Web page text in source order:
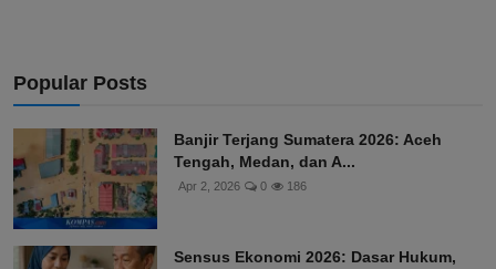
Popular Posts
Banjir Terjang Sumatera 2026: Aceh
Tengah, Medan, dan A...
Apr 2, 2026 0 186
Sensus Ekonomi 2026: Dasar Hukum,